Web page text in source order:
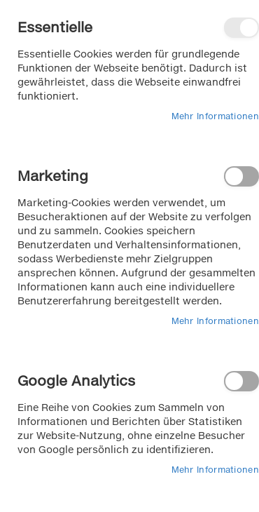
Suche
Interieur &
der
Bildergalerie
Essentielle
Essentielle Cookies werden für grundlegende
Funktionen der Webseite benötigt. Dadurch ist
gewährleistet, dass die Webseite einwandfrei
funktioniert.
Mehr Informationen
Marketing
Marketing-Cookies werden verwendet, um
Besucheraktionen auf der Website zu verfolgen
und zu sammeln. Cookies speichern
Benutzerdaten und Verhaltensinformationen,
sodass Werbedienste mehr Zielgruppen
ansprechen können. Aufgrund der gesammelten
Informationen kann auch eine individuellere
Benutzererfahrung bereitgestellt werden.
Mehr Informationen
Google Analytics
Eine Reihe von Cookies zum Sammeln von
Informationen und Berichten über Statistiken
zur Website-Nutzung, ohne einzelne Besucher
von Google persönlich zu identifizieren.
Mehr Informationen